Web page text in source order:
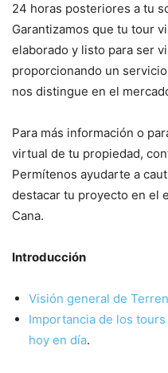
24 horas posteriores a tu
Garantizamos que tu tour
elaborado y listo para ser
proporcionando un
nos distingue en el
Para más información o
virtual de tu propiedad,
Permítenos ayudarte a
destacar tu proyecto en el
Cana.
Introducción
Visión general de
Importancia de los
hoy en día.